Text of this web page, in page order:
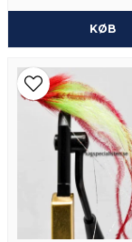
KØB